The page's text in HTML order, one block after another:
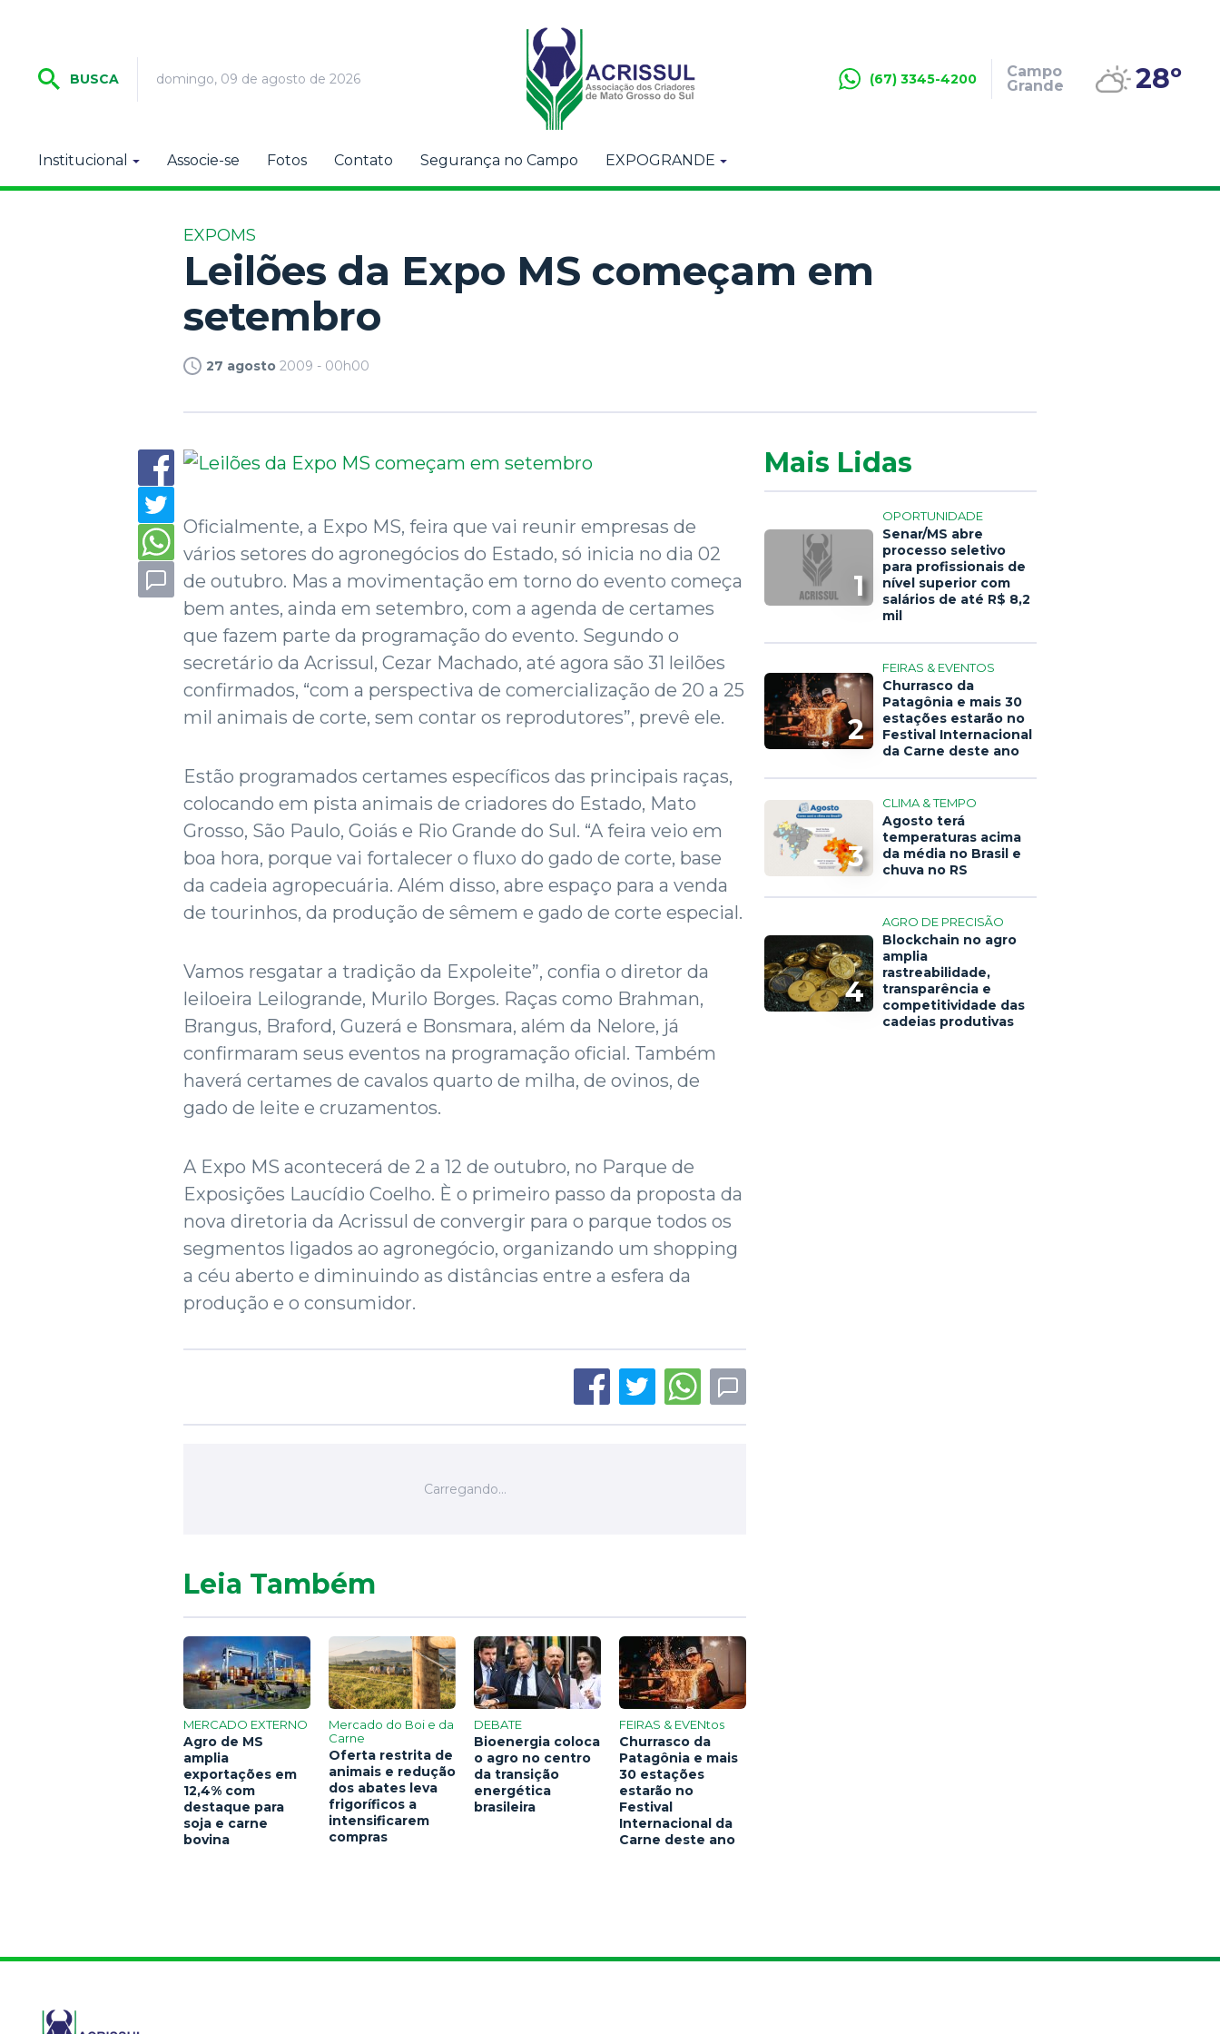
BUSCA domingo, 09 de agosto de 2026 (67) 3345-4200
Campo
Grande
28º
Institucional Associe-se Fotos Contato Segurança no Campo EXPOGRANDE
EXPOMS
Leilões da Expo MS começam em
setembro
27 agosto 2009 - 00h00
Oficialmente, a Expo MS, feira que vai reunir empresas de
vários setores do agronegócios do Estado, só inicia no dia 02
de outubro. Mas a movimentação em torno do evento começa
bem antes, ainda em setembro, com a agenda de certames
que fazem parte da programação do evento. Segundo o
secretário da Acrissul, Cezar Machado, até agora são 31 leilões
confirmados, “com a perspectiva de comercialização de 20 a 25
mil animais de corte, sem contar os reprodutores”, prevê ele.
Estão programados certames específicos das principais raças,
colocando em pista animais de criadores do Estado, Mato
Grosso, São Paulo, Goiás e Rio Grande do Sul. “A feira veio em
boa hora, porque vai fortalecer o fluxo do gado de corte, base
da cadeia agropecuária. Além disso, abre espaço para a venda
de tourinhos, da produção de sêmem e gado de corte especial.
Vamos resgatar a tradição da Expoleite”, confia o diretor da
leiloeira Leilogrande, Murilo Borges. Raças como Brahman,
Brangus, Braford, Guzerá e Bonsmara, além da Nelore, já
confirmaram seus eventos na programação oficial. Também
haverá certames de cavalos quarto de milha, de ovinos, de
gado de leite e cruzamentos.
A Expo MS acontecerá de 2 a 12 de outubro, no Parque de
Exposições Laucídio Coelho. È o primeiro passo da proposta da
nova diretoria da Acrissul de convergir para o parque todos os
segmentos ligados ao agronegócio, organizando um shopping
a céu aberto e diminuindo as distâncias entre a esfera da
produção e o consumidor.
Mais Lidas
1
OPORTUNIDADE
Senar/MS abre
processo seletivo
para profissionais de
nível superior com
salários de até R$ 8,2
mil
2
FEIRAS & EVENTOS
Churrasco da
Patagônia e mais 30
estações estarão no
Festival Internacional
da Carne deste ano
3
CLIMA & TEMPO
Agosto terá
temperaturas acima
da média no Brasil e
chuva no RS
4
AGRO DE PRECISÃO
Blockchain no agro
amplia
rastreabilidade,
transparência e
competitividade das
cadeias produtivas
Leia Também
MERCADO EXTERNO
Agro de MS
amplia
exportações em
12,4% com
destaque para
soja e carne
bovina
Mercado do Boi e da
Carne
Oferta restrita de
animais e redução
dos abates leva
frigoríficos a
intensificarem
compras
DEBATE
Bioenergia coloca
o agro no centro
da transição
energética
brasileira
FEIRAS & EVENtos
Churrasco da
Patagônia e mais
30 estações
estarão no
Festival
Internacional da
Carne deste ano